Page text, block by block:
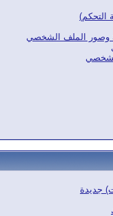
التحكم)
وصور الملف الشخصي
جديدة